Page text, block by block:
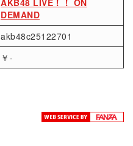
AKB48 LIVE！！ ON
DEMAND
akb48c25122701
￥-